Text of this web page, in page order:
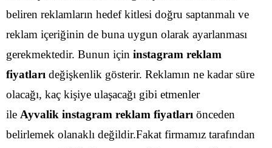
beliren reklamların hedef kitlesi doğru saptanmalı ve
reklam içeriğinin de buna uygun olarak ayarlanması
gerekmektedir. Bunun için instagram reklam
fiyatları değişkenlik gösterir. Reklamın ne kadar süre
olacağı, kaç kişiye ulaşacağı gibi etmenler
ile Ayvalik instagram reklam fiyatları önceden
belirlemek olanaklı değildir.Fakat firmamız tarafından